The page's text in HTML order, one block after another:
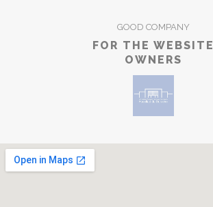
GOOD COMPANY
FOR THE WEBSITE
OWNERS